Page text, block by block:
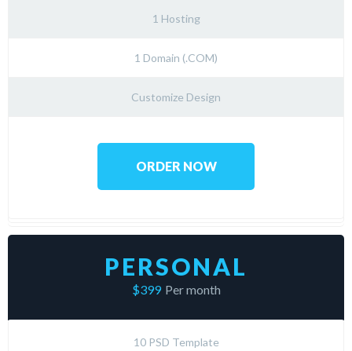
1 Hosting
1 Domain (.COM)
Customize Design
ORDER NOW
PERSONAL
$399 Per month
10 PSD Template